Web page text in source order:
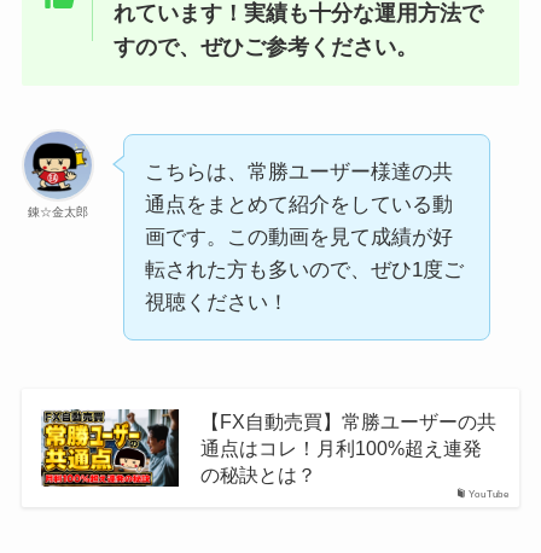
れています！実績も十分な運用方法で
すので、ぜひご参考ください。
錬☆金太郎
こちらは、常勝ユーザー様達の共
通点をまとめて紹介をしている動
画です。この動画を見て成績が好
転された方も多いので、ぜひ1度ご
視聴ください！
YouTube
【FX自動売買】常勝ユーザーの共
通点はコレ！月利100%超え連発
の秘訣とは？